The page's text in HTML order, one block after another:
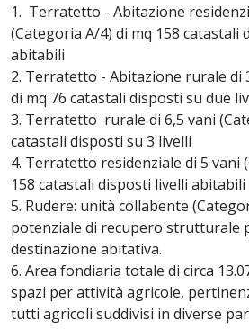
1. Terratetto - Abitazione
(Categoria A/4) di mq 158 catastali
abitabili
2. Terratetto - Abitazione rurale di
di mq 76 catastali disposti su due
3. Terratetto rurale di 6,5 vani
catastali disposti su 3 livelli
4. Terratetto residenziale di 5 vani
158 catastali disposti livelli abitabili
5. Rudere: unità collabente
potenziale di recupero strutturale
destinazione abitativa.
6. Area fondiaria totale di circa
spazi per attività agricole,
tutti agricoli suddivisi in diverse